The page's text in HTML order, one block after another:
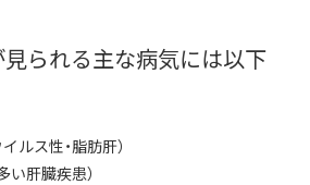
られる主な病気には以下
ルス性・脂肪肝）
い肝臓疾患）